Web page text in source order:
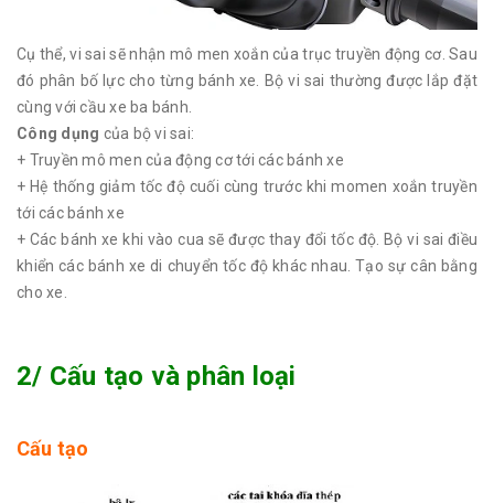
Cụ thể, vi sai sẽ nhận mô men xoắn của trục truyền động cơ. Sau
đó phân bố lực cho từng bánh xe. Bộ vi sai thường được lắp đặt
cùng với cầu xe ba bánh.
Công dụng của bộ vi sai:
+ Truyền mô men của động cơ tới các bánh xe
+ Hệ thống giảm tốc độ cuối cùng trước khi momen xoắn truyền
tới các bánh xe
+ Các bánh xe khi vào cua sẽ được thay đổi tốc độ. Bộ vi sai điều
khiển các bánh xe di chuyển tốc độ khác nhau. Tạo sự cân bằng
cho xe.
2/ Cấu tạo và phân loại
Cấu tạo